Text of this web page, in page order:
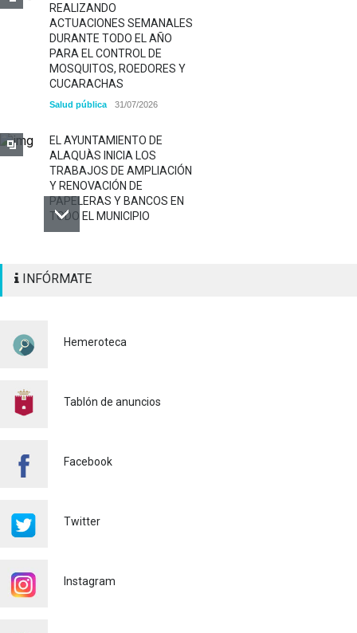
REALIZANDO
ACTUACIONES SEMANALES
DURANTE TODO EL AÑO
PARA EL CONTROL DE
MOSQUITOS, ROEDORES Y
CUCARACHAS
Salud pública 31/07/2026
EL AYUNTAMIENTO DE
ALAQUÀS INICIA LOS
TRABAJOS DE AMPLIACIÓN
Y RENOVACIÓN DE
PAPELERAS Y BANCOS EN
TODO EL MUNICIPIO
SEÑALIZACIÓN
Policía 29/07/2026
PARA CONTROLAR LA
EN ALAQUÀS
'L'ESCOLA D'ESTIU', EN EL
INFÓRMATE
Hemeroteca
Tablón de anuncios
Facebook
Twitter
Instagram